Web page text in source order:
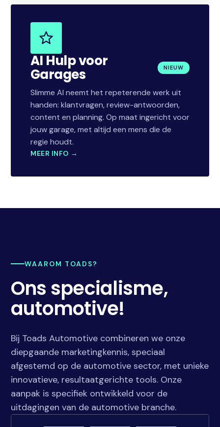
AI Hulp voor
Garages NIEUW
Slimme AI neemt het repeterende werk uit
handen: klantvragen, review-antwoorden,
content en planning. Op maat ingericht voor
jouw garage, met altijd een mens die de
regie houdt.
MEER INFO →
WAAROM TOADS?
Ons specialisme,
automotive!
Bij Toads Automotive combineren we onze
diepgaande marketingkennis, speciaal
afgestemd op de automotive sector, met unieke
innovatieve, resultaatgerichte tools. Onze
aanpak is specifiek ontwikkeld voor de
uitdagingen van de automotive branche.